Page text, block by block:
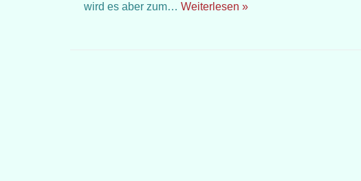
wird es aber zum… Weiterlesen »